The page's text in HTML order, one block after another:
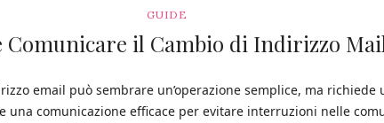
GUIDE
Comunicare il Cambio di Indirizzo
email può sembrare un’operazione semplice, ma richiede
una comunicazione efficace per evitare interruzioni nelle